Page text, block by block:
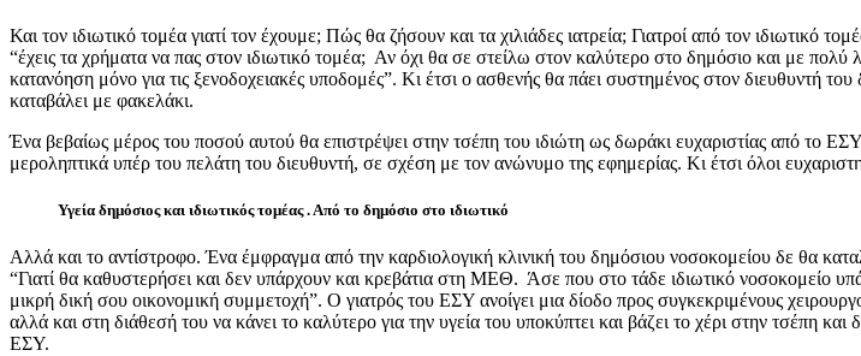
Και τον ιδιωτικό τομέα γιατί τον έχουμε; Πώς θα ζήσουν και τα χιλιάδες ιατρεία; Γιατροί από τον ιδιωτικό
“έχεις τα χρήματα να πας στον ιδιωτικό τομέα; Αν όχι θα σε στείλω στον καλύτερο στο δημόσιο και με
κατανόηση μόνο για τις ξενοδοχειακές υποδομές”. Κι έτσι ο ασθενής θα πάει συστημένος στον διευθυντή
καταβάλει με φακελάκι.
Ένα βεβαίως μέρος του ποσού αυτού θα επιστρέψει στην τσέπη του ιδιώτη ως δωράκι ευχαριστίας από το
μεροληπτικά υπέρ του πελάτη του διευθυντή, σε σχέση με τον ανώνυμο της εφημερίας. Κι έτσι όλοι
Υγεία δημόσιος και ιδιωτικός τομέας . Από το δημόσιο στο ιδιωτικό
Αλλά και το αντίστροφο. Ένα έμφραγμα από την καρδιολογική κλινική του δημόσιου νοσοκομείου δε θα
“Γιατί θα καθυστερήσει και δεν υπάρχουν και κρεβάτια στη ΜΕΘ. Άσε που στο τάδε ιδιωτικό νοσοκομείο
μικρή δική σου οικονομική συμμετοχή”. Ο γιατρός του ΕΣΥ ανοίγει μια δίοδο προς συγκεκριμένους
αλλά και στη διάθεσή του να κάνει το καλύτερο για την υγεία του υποκύπτει και βάζει το χέρι στην τσέπη
ΕΣΥ.